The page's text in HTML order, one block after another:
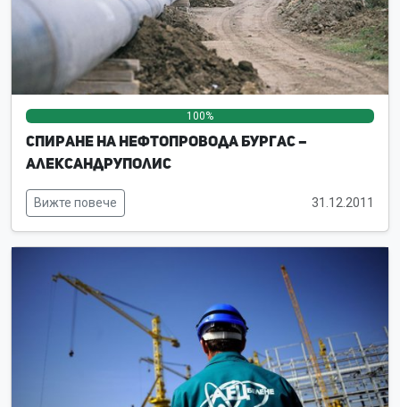
100%
Спиране на нефтопровода Бургас –
Александруполис
Вижте повече 31.12.2011